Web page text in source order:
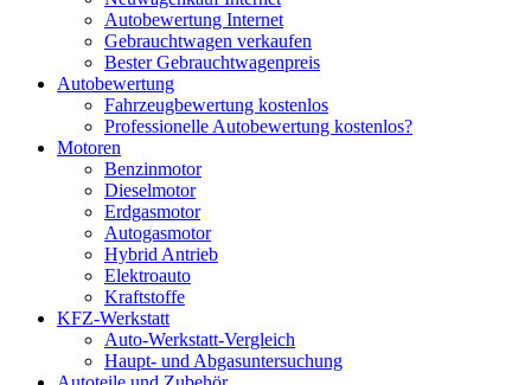
Autobewertung Internet
Gebrauchtwagen verkaufen
Bester Gebrauchtwagenpreis
Autobewertung
Fahrzeugbewertung kostenlos
Professionelle Autobewertung kostenlos?
Motoren
Benzinmotor
Dieselmotor
Erdgasmotor
Autogasmotor
Hybrid Antrieb
Elektroauto
Kraftstoffe
KFZ-Werkstatt
Auto-Werkstatt-Vergleich
Haupt- und Abgasuntersuchung